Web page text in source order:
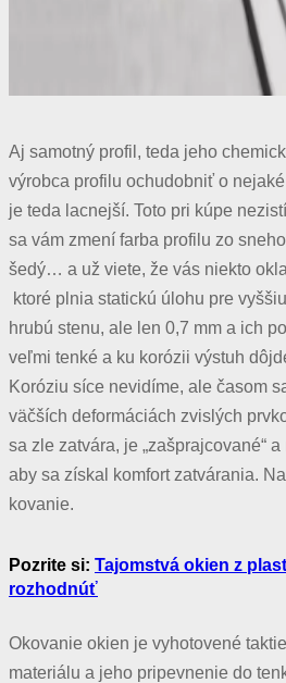
Aj samotný profil, teda jeho
výrobca profilu ochudobniť o
je teda lacnejší. Toto pri kúpe
sa vám zmení farba profilu zo
šedý… a už viete, že vás niekto
ktoré plnia statickú úlohu pre
hrubú stenu, ale len 0,7 mm a ich
veľmi tenké a ku korózii výstuh
Koróziu síce nevidíme, ale časom
väčších deformáciách zvislých
sa zle zatvára, je „zašprajcované“
aby sa získal komfort zatvárania.
kovanie.
Pozrite si: Tajomstvá okien z
rozhodnúť
Okovanie okien je vyhotovené
materiálu a jeho pripevnenie do